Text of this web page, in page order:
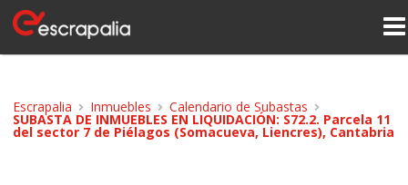
Escrapalia Inmuebles Calendario de Subastas
SUBASTA DE INMUEBLES EN LIQUIDACIÓN: S72.2. Parcela 11
del sector 7 de Piélagos (Somacueva, Liencres), Cantabria